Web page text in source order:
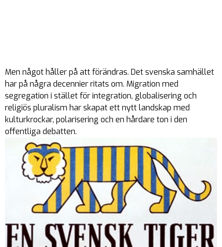
Men något håller på att förändras. Det svenska samhället
har på några decennier ritats om. Migration med
segregation i stället för integration, globalisering och
religiös pluralism har skapat ett nytt landskap med
kulturkrockar, polarisering och en hårdare ton i den
offentliga debatten.